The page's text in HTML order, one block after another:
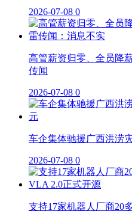
2026-07-08 0
高管薪资归零、全员降
传闻
2026-07-08 0
车企集体驰援广西洪涝
2026-07-08 0
支持17家机器人厂商20